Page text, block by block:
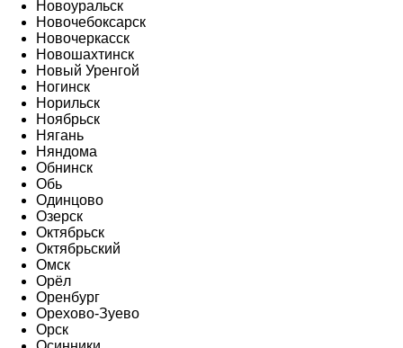
Новоуральск
Новочебоксарск
Новочеркасск
Новошахтинск
Новый Уренгой
Ногинск
Норильск
Ноябрьск
Нягань
Няндома
Обнинск
Обь
Одинцово
Озерск
Октябрьск
Октябрьский
Омск
Орёл
Оренбург
Орехово-Зуево
Орск